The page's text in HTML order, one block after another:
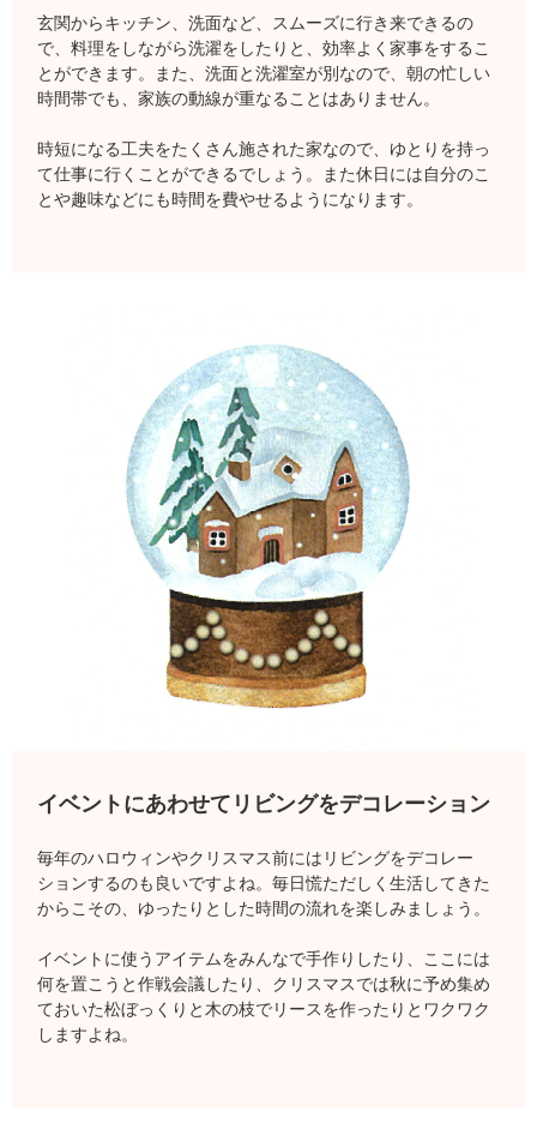
玄関からキッチン、洗面など、スムーズに行き来できるの
で、料理をしながら洗濯をしたりと、効率よく家事をするこ
とができます。また、洗面と洗濯室が別なので、朝の忙しい
時間帯でも、家族の動線が重なることはありません。
時短になる工夫をたくさん施された家なので、ゆとりを持っ
て仕事に行くことができるでしょう。また休日には自分のこ
とや趣味などにも時間を費やせるようになります。
イベントにあわせて リビングをデコレーション
毎年のハロウィンやクリスマス前にはリビングをデコレー
ションするのも良いですよね。毎日慌ただしく生活してきた
からこその、ゆったりとした時間の流れを楽しみましょう。
イベントに使うアイテムをみんなで手作りしたり、ここには
何を置こうと作戦会議したり、クリスマスでは秋に予め集め
ておいた松ぼっくりと木の枝でリースを作ったりとワクワク
しますよね。